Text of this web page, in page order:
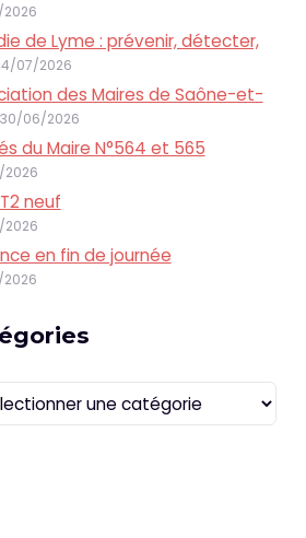
de Lyme : prévenir, détecter,
07/2026
des Maires de Saône-et-
30/06/2026
du Maire N°564 et 565
neuf
en fin de journée